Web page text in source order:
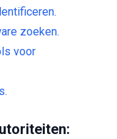
zoeken.
voor